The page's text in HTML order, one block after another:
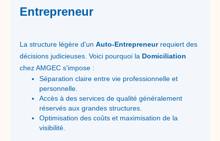
Entrepreneur
La structure légère d'un Auto-Entrepreneurrequiert des
décisions judicieuses. Voici pourquoi la Domiciliation
chez AMGEC s'impose :
Séparation claire entre vie professionnelle et
personnelle.
Accès à des services de qualité généralement
réservés aux grandes structures.
Optimisation des coûts et maximisation de la
visibilité.